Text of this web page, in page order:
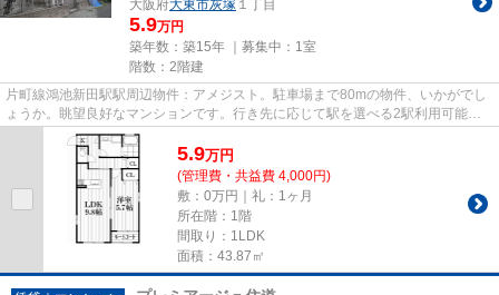
大阪府大東市灰塚 １丁目
5.9万円
築年数：築15年 ｜募集中： 1室
階数：2階建
片町線鴻池新田駅駅周辺物件：アメジスト。駐車場まで80mの物件、いかがでし
ょうか。眺望良好なマンションです。行き先に応じて駅を選べる2駅利用可能な
マンションです。賃貸物件をお...
5.9万円
(管理費・共益費 4,000円)
敷：0万円｜礼：1ヶ月
所在階：1階
間取り：1LDK
面積：43.87㎡